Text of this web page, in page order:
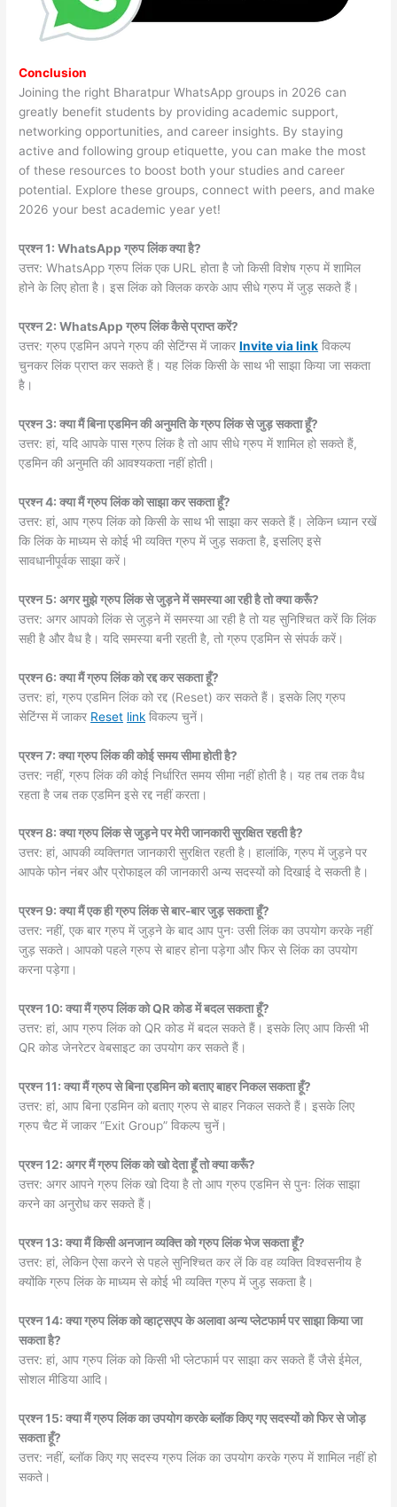
Conclusion
Joining the right Bharatpur WhatsApp groups in 2026 can
greatly benefit students by providing academic support,
networking opportunities, and career insights. By staying
active and following group etiquette, you can make the most
of these resources to boost both your studies and career
potential. Explore these groups, connect with peers, and make
2026 your best academic year yet!
प्रश्न 1: WhatsApp ग्रुप लिंक क्या है?
उत्तर: WhatsApp ग्रुप लिंक एक URL होता है जो किसी विशेष ग्रुप में शामिल
होने के लिए होता है। इस लिंक को क्लिक करके आप सीधे ग्रुप में जुड़ सकते हैं।
प्रश्न 2: WhatsApp ग्रुप लिंक कैसे प्राप्त करें?
उत्तर: ग्रुप एडमिन अपने ग्रुप की सेटिंग्स में जाकरInvite via link विकल्प
चुनकर लिंक प्राप्त कर सकते हैं। यह लिंक किसी के साथ भी साझा किया जा सकता
है।
प्रश्न 3: क्या मैं बिना एडमिन की अनुमति के ग्रुप लिंक से जुड़ सकता हूँ?
उत्तर: हां, यदि आपके पास ग्रुप लिंक है तो आप सीधे ग्रुप में शामिल हो सकते हैं,
एडमिन की अनुमति की आवश्यकता नहीं होती।
प्रश्न 4: क्या मैं ग्रुप लिंक को साझा कर सकता हूँ?
उत्तर: हां, आप ग्रुप लिंक को किसी के साथ भी साझा कर सकते हैं। लेकिन ध्यान रखें
कि लिंक के माध्यम से कोई भी व्यक्ति ग्रुप में जुड़ सकता है, इसलिए इसे
सावधानीपूर्वक साझा करें।
प्रश्न 5: अगर मुझे ग्रुप लिंक से जुड़ने में समस्या आ रही है तो क्या करूँ?
उत्तर: अगर आपको लिंक से जुड़ने में समस्या आ रही है तो यह सुनिश्चित करें कि लिंक
सही है और वैध है। यदि समस्या बनी रहती है, तो ग्रुप एडमिन से संपर्क करें।
प्रश्न 6: क्या मैं ग्रुप लिंक को रद्द कर सकता हूँ?
उत्तर: हां, ग्रुप एडमिन लिंक को रद्द (Reset) कर सकते हैं। इसके लिए ग्रुप
सेटिंग्स में जाकर Reset link विकल्प चुनें।
प्रश्न 7: क्या ग्रुप लिंक की कोई समय सीमा होती है?
उत्तर: नहीं, ग्रुप लिंक की कोई निर्धारित समय सीमा नहीं होती है। यह तब तक वैध
रहता है जब तक एडमिन इसे रद्द नहीं करता।
प्रश्न 8: क्या ग्रुप लिंक से जुड़ने पर मेरी जानकारी सुरक्षित रहती है?
उत्तर: हां, आपकी व्यक्तिगत जानकारी सुरक्षित रहती है। हालांकि, ग्रुप में जुड़ने पर
आपके फोन नंबर और प्रोफाइल की जानकारी अन्य सदस्यों को दिखाई दे सकती है।
प्रश्न 9: क्या मैं एक ही ग्रुप लिंक से बार-बार जुड़ सकता हूँ?
उत्तर: नहीं, एक बार ग्रुप में जुड़ने के बाद आप पुनः उसी लिंक का उपयोग करके नहीं
जुड़ सकते। आपको पहले ग्रुप से बाहर होना पड़ेगा और फिर से लिंक का उपयोग
करना पड़ेगा।
प्रश्न 10: क्या मैं ग्रुप लिंक को QR कोड में बदल सकता हूँ?
उत्तर: हां, आप ग्रुप लिंक को QR कोड में बदल सकते हैं। इसके लिए आप किसी भी
QR कोड जेनरेटर वेबसाइट का उपयोग कर सकते हैं।
प्रश्न 11: क्या मैं ग्रुप से बिना एडमिन को बताए बाहर निकल सकता हूँ?
उत्तर: हां, आप बिना एडमिन को बताए ग्रुप से बाहर निकल सकते हैं। इसके लिए
ग्रुप चैट में जाकर “Exit Group” विकल्प चुनें।
प्रश्न 12: अगर मैं ग्रुप लिंक को खो देता हूँ तो क्या करूँ?
उत्तर: अगर आपने ग्रुप लिंक खो दिया है तो आप ग्रुप एडमिन से पुनः लिंक साझा
करने का अनुरोध कर सकते हैं।
प्रश्न 13: क्या मैं किसी अनजान व्यक्ति को ग्रुप लिंक भेज सकता हूँ?
उत्तर: हां, लेकिन ऐसा करने से पहले सुनिश्चित कर लें कि वह व्यक्ति विश्वसनीय है
क्योंकि ग्रुप लिंक के माध्यम से कोई भी व्यक्ति ग्रुप में जुड़ सकता है।
प्रश्न 14: क्या ग्रुप लिंक को व्हाट्सएप के अलावा अन्य प्लेटफार्म पर साझा किया जा
सकता है?
उत्तर: हां, आप ग्रुप लिंक को किसी भी प्लेटफार्म पर साझा कर सकते हैं जैसे ईमेल,
सोशल मीडिया आदि।
प्रश्न 15: क्या मैं ग्रुप लिंक का उपयोग करके ब्लॉक किए गए सदस्यों को फिर से जोड़
सकता हूँ?
उत्तर: नहीं, ब्लॉक किए गए सदस्य ग्रुप लिंक का उपयोग करके ग्रुप में शामिल नहीं हो
सकते।